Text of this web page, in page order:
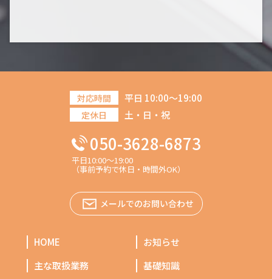
対応時間 平日 10:00～19:00
定休日 土・日・祝
050-3628-6873
平日10:00～19:00
（事前予約で休日・時間外OK）
メールでのお問い合わせ
HOME
お知らせ
主な取扱業務
基礎知識